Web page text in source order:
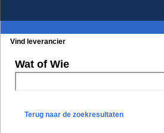
Vind leverancier
Wat of Wie
Terug naar de zoekresultaten